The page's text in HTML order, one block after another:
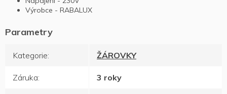
Výrobce - RABALUX
Kategorie: ŽÁROVKY
Záruka: 3 roky